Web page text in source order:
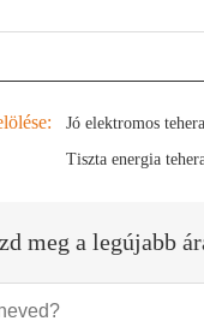
Jó elektromos
Tiszta energia
meg a legújabb